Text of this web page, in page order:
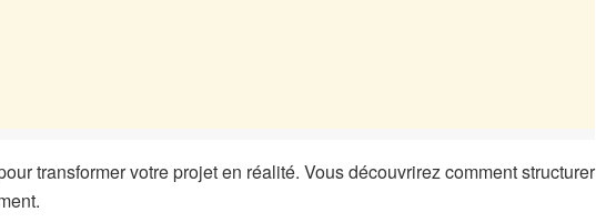
transformer votre projet en réalité. Vous découvrirez comment structurer